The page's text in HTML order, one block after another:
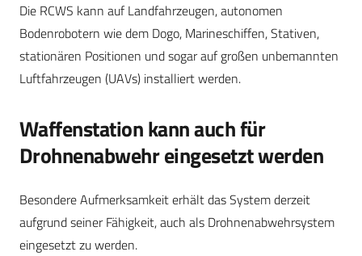
Die RCWS kann auf Landfahrzeugen, autonomen
Bodenrobotern wie dem Dogo, Marineschiffen, Stativen,
stationären Positionen und sogar auf großen unbemannten
Luftfahrzeugen (UAVs) installiert werden.
Waffenstation kann auch für
Drohnenabwehr eingesetzt werden
Besondere Aufmerksamkeit erhält das System derzeit
aufgrund seiner Fähigkeit, auch als Drohnenabwehrsystem
eingesetzt zu werden.